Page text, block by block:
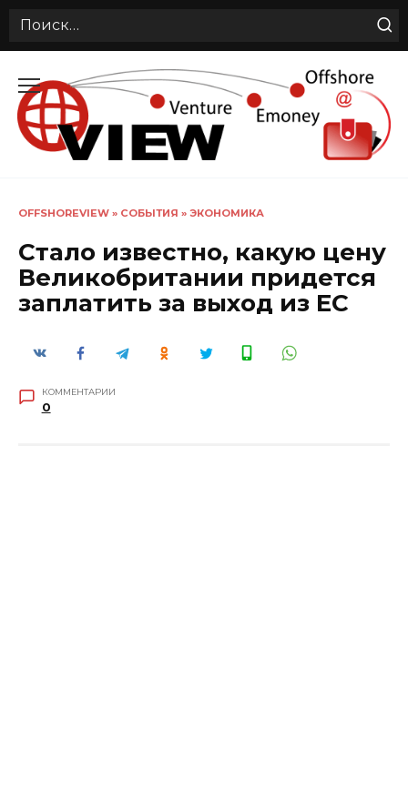
Search
содержанию
OFFSHOREVIEW » СОБЫТИЯ » ЭКОНОМИКА
Стало известно, какую цену
Великобритании придется
заплатить за выход из ЕС
КОММЕНТАРИИ
0